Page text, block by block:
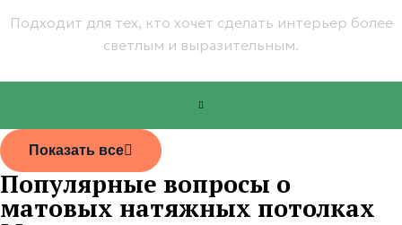
Подходит для тех, кто хочет сделать интерьер более
светлым и выразительным.
Показать все
Популярные вопросы о
матовых натяжных потолках